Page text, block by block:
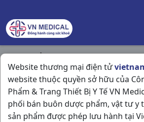
Website thương mại điện tử
website thuộc quyền sở hữu của
Phẩm & Trang Thiết Bị Y Tế VN
phối bán buôn dược phẩm, vật tư y
sản phẩm được phép lưu hành tại
Trang chủ /
Giảm Đau - Kháng Viêm - Giãn Cơ -
/ Melox 15 H50vn Boston